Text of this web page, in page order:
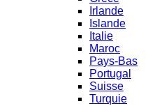
Irlande
Islande
Italie
Maroc
Pays-Bas
Portugal
Suisse
Turquie